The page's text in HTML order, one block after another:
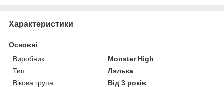
Характеристики
Основні
Виробник
Monster High
Тип
Лялька
Вікова група
Від 3 років